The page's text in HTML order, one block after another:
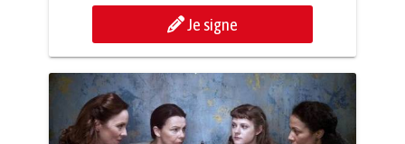
Je signe